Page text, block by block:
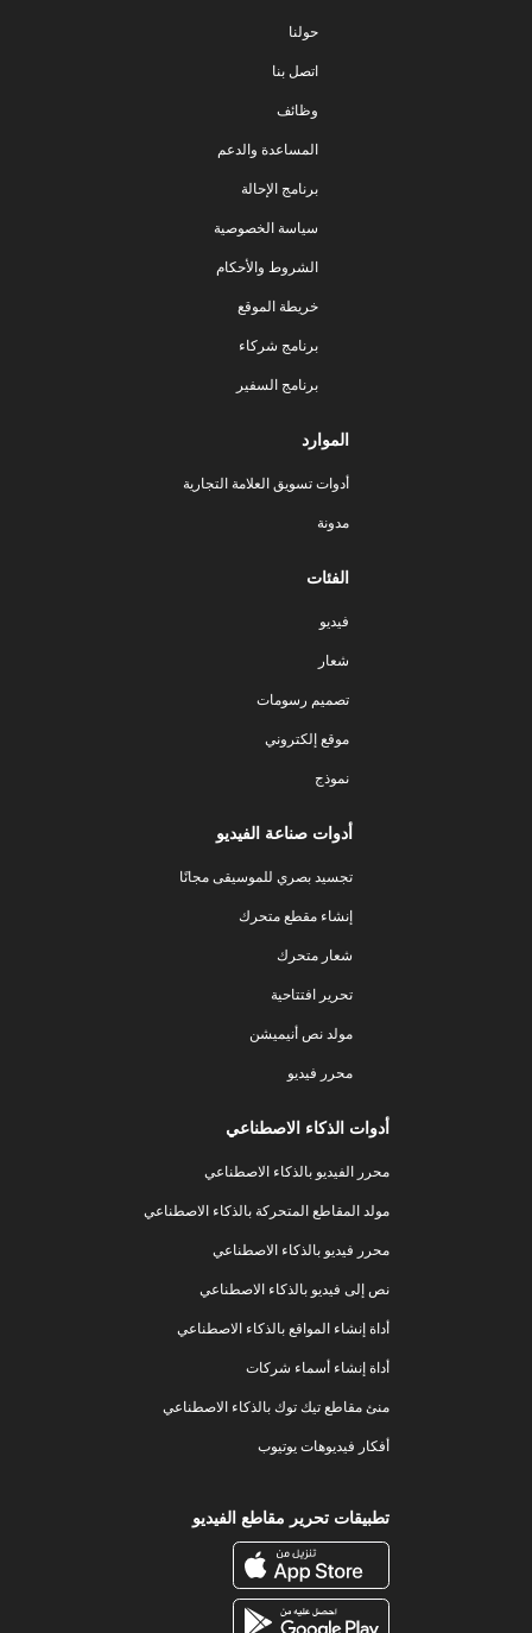
حولنا
اتصل بنا
وظائف
المساعدة والدعم
برنامج الإحالة
سياسة الخصوصية
الشروط والأحكام
خريطة الموقع
برنامج شركاء
برنامج السفير
الموارد
أدوات تسويق العلامة التجارية
مدونة
الفئات
فيديو
شعار
تصميم رسومات
موقع إلكتروني
نموذج
أدوات صناعة الفيديو
تجسيد بصري للموسيقى مجانًا
إنشاء مقطع متحرك
شعار متحرك
تحرير افتتاحية
مولد نص أنيميشن
محرر فيديو
أدوات الذكاء الاصطناعي
محرر الفيديو بالذكاء الاصطناعي
مولد المقاطع المتحركة بالذكاء الاصطناعي
محرر فيديو بالذكاء الاصطناعي
نص إلى فيديو بالذكاء الاصطناعي
أداة إنشاء المواقع بالذكاء الاصطناعي
أداة إنشاء أسماء شركات
منئ مقاطع تيك توك بالذكاء الاصطناعي
أفكار فيديوهات يوتيوب
تطبيقات تحرير مقاطع الفيديو